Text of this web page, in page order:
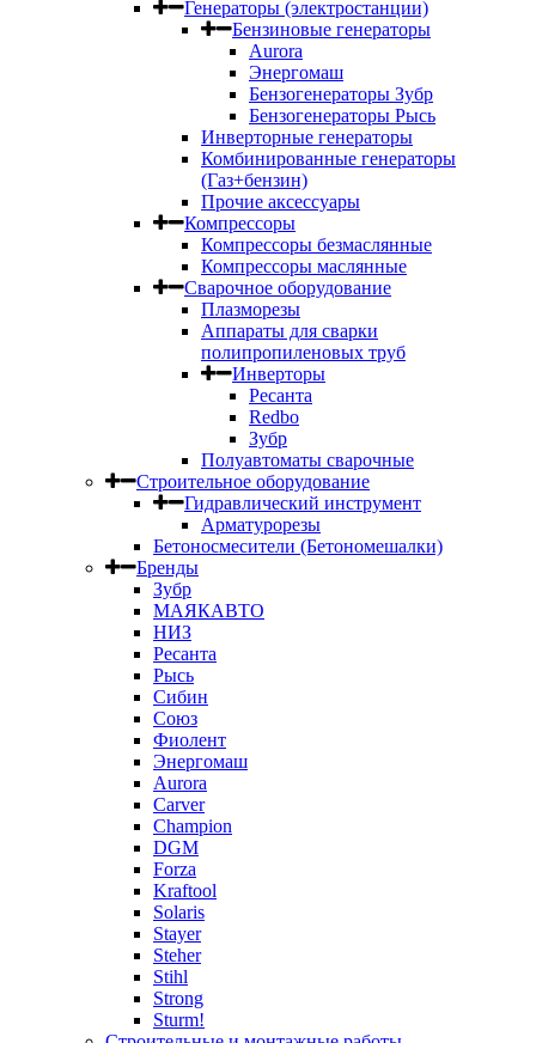
Генераторы (электростанции)
Бензиновые генераторы
Aurora
Энергомаш
Бензогенераторы Зубр
Бензогенераторы Рысь
Инверторные генераторы
Комбинированные генераторы
(Газ+бензин)
Прочие аксессуары
Компрессоры
Компрессоры безмаслянные
Компрессоры маслянные
Сварочное оборудование
Плазморезы
Аппараты для сварки
полипропиленовых труб
Инверторы
Ресанта
Redbo
Зубр
Полуавтоматы сварочные
Строительное оборудование
Гидравлический инструмент
Арматурорезы
Бетоносмесители (Бетономешалки)
Бренды
Зубр
МАЯКАВТО
НИЗ
Ресанта
Рысь
Сибин
Союз
Фиолент
Энергомаш
Aurora
Carver
Champion
DGM
Forza
Kraftool
Solaris
Stayer
Steher
Stihl
Strong
Sturm!